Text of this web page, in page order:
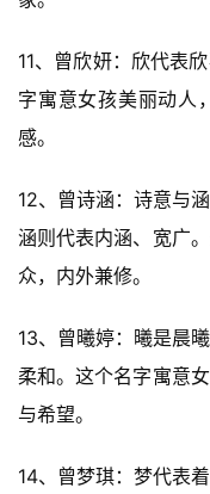
11、曾欣妍：欣代表
字寓意女孩美丽动人
感。
12、曾诗涵：诗意与
涵则代表内涵、宽广
众，内外兼修。
13、曾曦婷：曦是晨
柔和。这个名字寓意
与希望。
14、曾梦琪：梦代表